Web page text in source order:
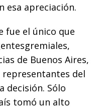
esa apreciación.
fue el único que
de Buenos Aires,
representantes del
decisión. Sólo
tomó un alto